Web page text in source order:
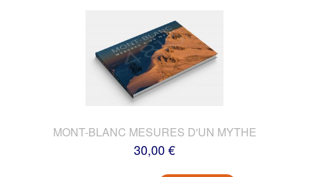
MONT-BLANC MESURES D'UN MYTHE
30,00 €